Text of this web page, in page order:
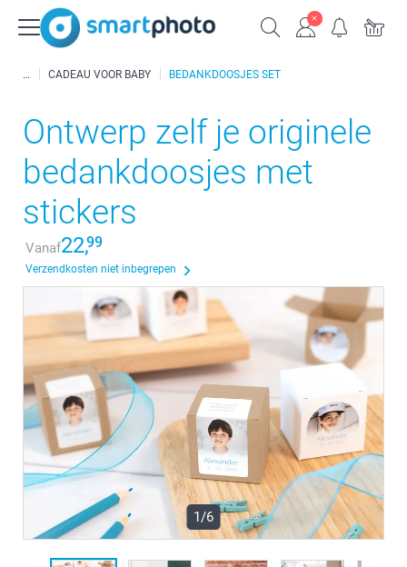
CADEAU VOOR BABY BEDANKDOOSJES SET
Ontwerp zelf je originele
bedankdoosjes met
stickers
Vanaf22,99
Verzendkosten niet inbegrepen
1/6